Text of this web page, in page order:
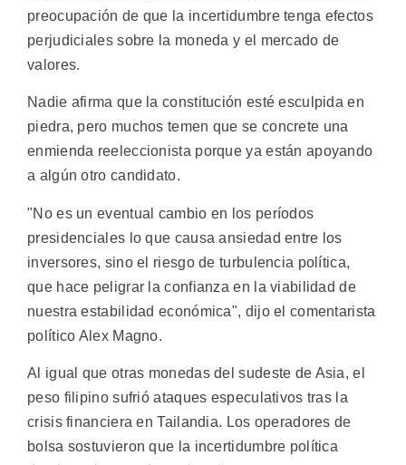
preocupación de que la incertidumbre tenga efectos
perjudiciales sobre la moneda y el mercado de
valores.
Nadie afirma que la constitución esté esculpida en
piedra, pero muchos temen que se concrete una
enmienda reeleccionista porque ya están apoyando
a algún otro candidato.
"No es un eventual cambio en los períodos
presidenciales lo que causa ansiedad entre los
inversores, sino el riesgo de turbulencia política,
que hace peligrar la confianza en la viabilidad de
nuestra estabilidad económica", dijo el comentarista
político Alex Magno.
Al igual que otras monedas del sudeste de Asia, el
peso filipino sufrió ataques especulativos tras la
crisis financiera en Tailandia. Los operadores de
bolsa sostuvieron que la incertidumbre política